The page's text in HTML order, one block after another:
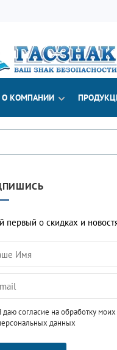
О КОМПАНИИ
первый о скидках и
даю согласие на обработку моих
данных